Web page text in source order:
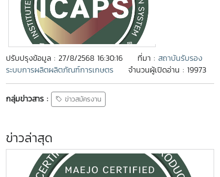
ปรับปรุงข้อมูล : 27/8/2568 16:30:16 ที่มา : สถาบันรับรอง
ระบบการผลิตผลิตภัณฑ์การเกษตร
จำนวนผู้เปิดอ่าน : 19973
กลุ่มข่าวสาร : ข่าวสมัครงาน
ข่าวล่าสุด